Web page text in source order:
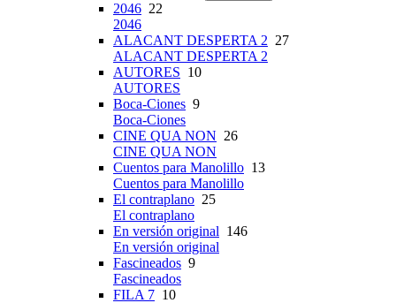
2046 22
2046
ALACANT DESPERTA 2 27
ALACANT DESPERTA 2
AUTORES 10
AUTORES
Boca-Ciones 9
Boca-Ciones
CINE QUA NON 26
CINE QUA NON
Cuentos para Manolillo 13
Cuentos para Manolillo
El contraplano 25
El contraplano
En versión original 146
En versión original
Fascineados 9
Fascineados
FILA 7 10